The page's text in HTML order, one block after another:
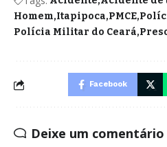
Homem Itapipoca PMCE
Polícia Militar do Ceará
Facebook
Deixe um comentário